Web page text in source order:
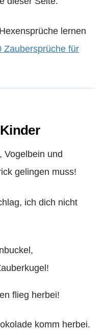
lernen
Zaubersprüche für
Vogelbein und
gelingen muss!
ich dich nicht
flieg herbei!
komm herbei.